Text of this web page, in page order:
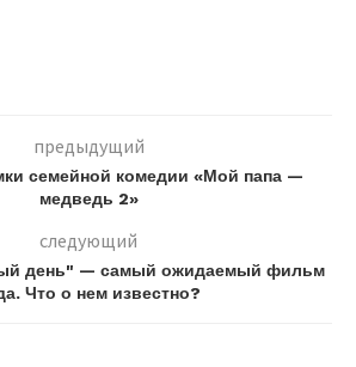
предыдущий
семейной комедии «Мой папа —
медведь 2»
следующий
день" — самый ожидаемый фильм
Что о нем известно?